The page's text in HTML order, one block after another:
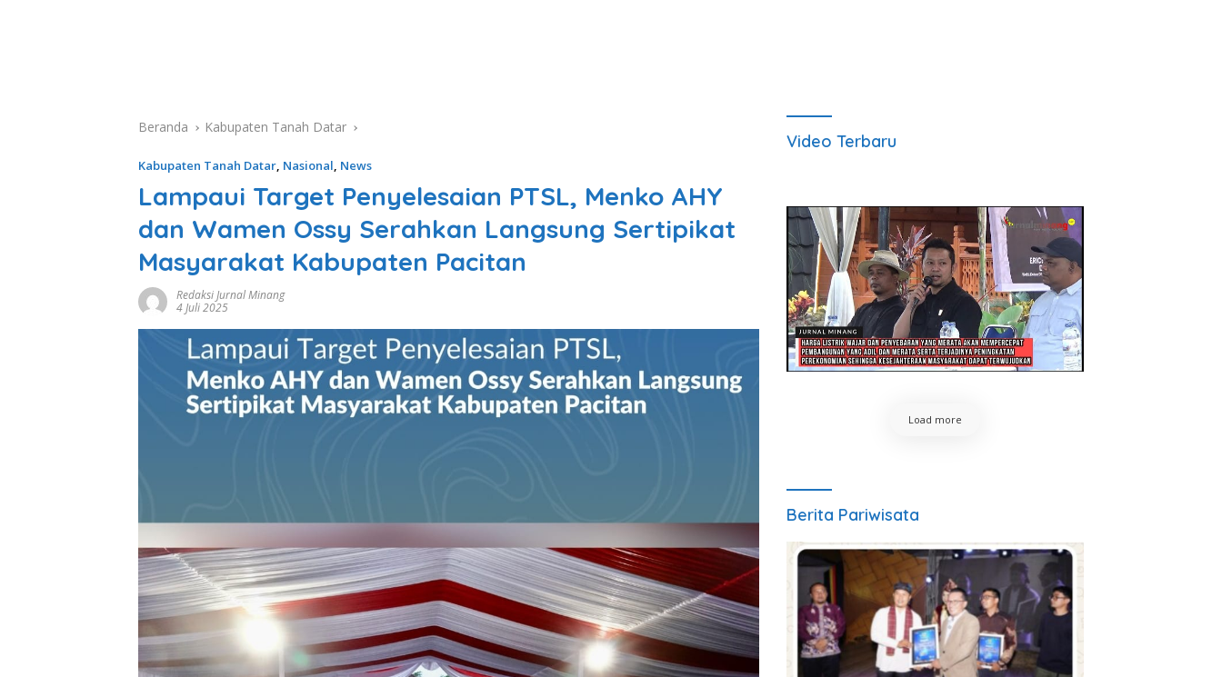
Beranda Kabupaten Tanah Datar
Kabupaten Tanah Datar, Nasional, News
Lampaui Target Penyelesaian PTSL, Menko AHY
dan Wamen Ossy Serahkan Langsung Sertipikat
Masyarakat Kabupaten Pacitan
Redaksi Jurnal Minang
4 Juli 2025
Video Terbaru
Load more
Berita Pariwisata